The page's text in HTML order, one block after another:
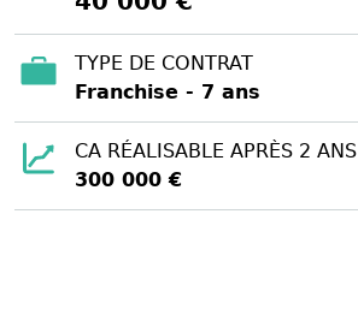
TYPE DE CONTRAT
Franchise - 7 ans
CA RÉALISABLE APRÈS 2 ANS
300 000 €